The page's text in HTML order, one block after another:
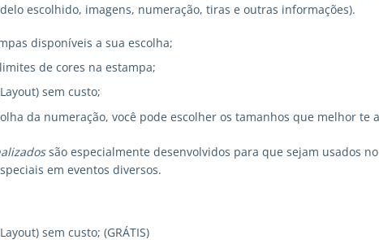
escolhido, imagens, numeração, tiras e outras informações).
disponíveis a sua escolha;
de cores na estampa;
sem custo;
da numeração, você pode escolher os tamanhos que melhor te
são especialmente desenvolvidos para que sejam usados
em eventos diversos.
sem custo; (GRÁTIS)